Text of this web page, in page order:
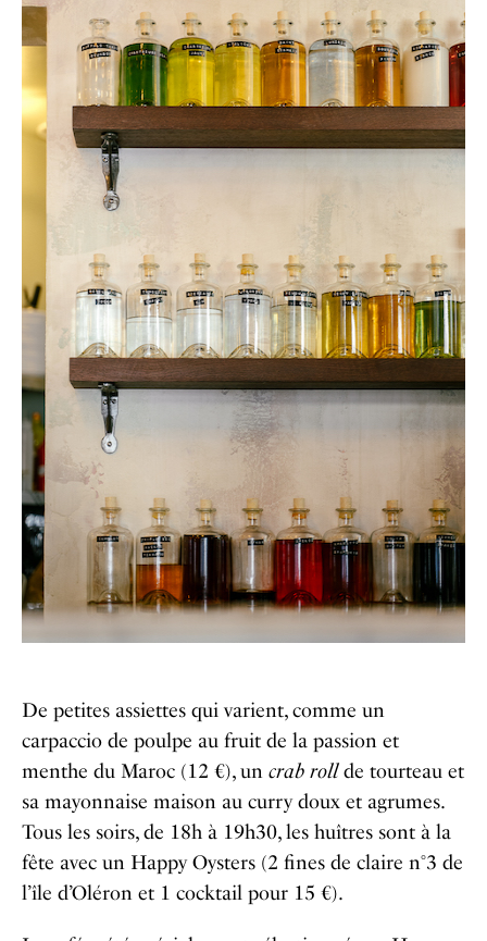
De petites assiettes qui varient, comme un
carpaccio de poulpe au fruit de la passion et
menthe du Maroc (12 €), un crab rollde tourteau et
sa mayonnaise maison au curry doux et agrumes.
Tous les soirs, de 18h à 19h30, les huîtres sont à la
fête avec un Happy Oysters (2 fines de claire n°3 de
l’île d’Oléron et 1 cocktail pour 15 €).